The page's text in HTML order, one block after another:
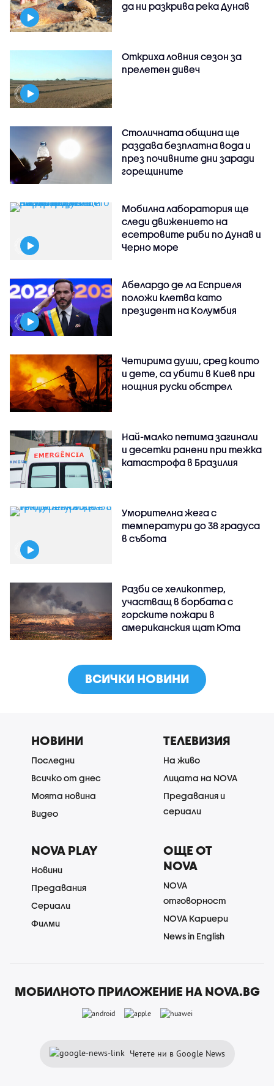
да ни разкрива река Дунав
Откриха ловния сезон за
прелетен дивеч
Столичната община ще
раздава безплатна вода и
през почивните дни заради
горещините
Мобилна лаборатория ще
следи движението на
есетровите риби по Дунав и
Черно море
Абелардо де ла Есприеля
положи клетва като
президент на Колумбия
Четирима души, сред които
и дете, са убити в Киев при
нощния руски обстрел
Най-малко петима загинали
и десетки ранени при тежка
катастрофа в Бразилия
Уморителна жега с
температури до 38 градуса
в събота
Разби се хеликоптер,
участващ в борбата с
горските пожари в
американския щат Юта
ВСИЧКИ НОВИНИ
НОВИНИ
Последни
Всичко от днес
Моята новина
Видео
ТЕЛЕВИЗИЯ
На живо
Лицата на NOVA
Предавания и
сериали
NOVA PLAY
Новини
Предавания
Сериали
Филми
ОЩЕ ОТ
NOVA
NOVA
отговорност
NOVA Кариери
News in English
МОБИЛНОТО ПРИЛОЖЕНИЕ НА NOVA.BG
Четете ни в Google News